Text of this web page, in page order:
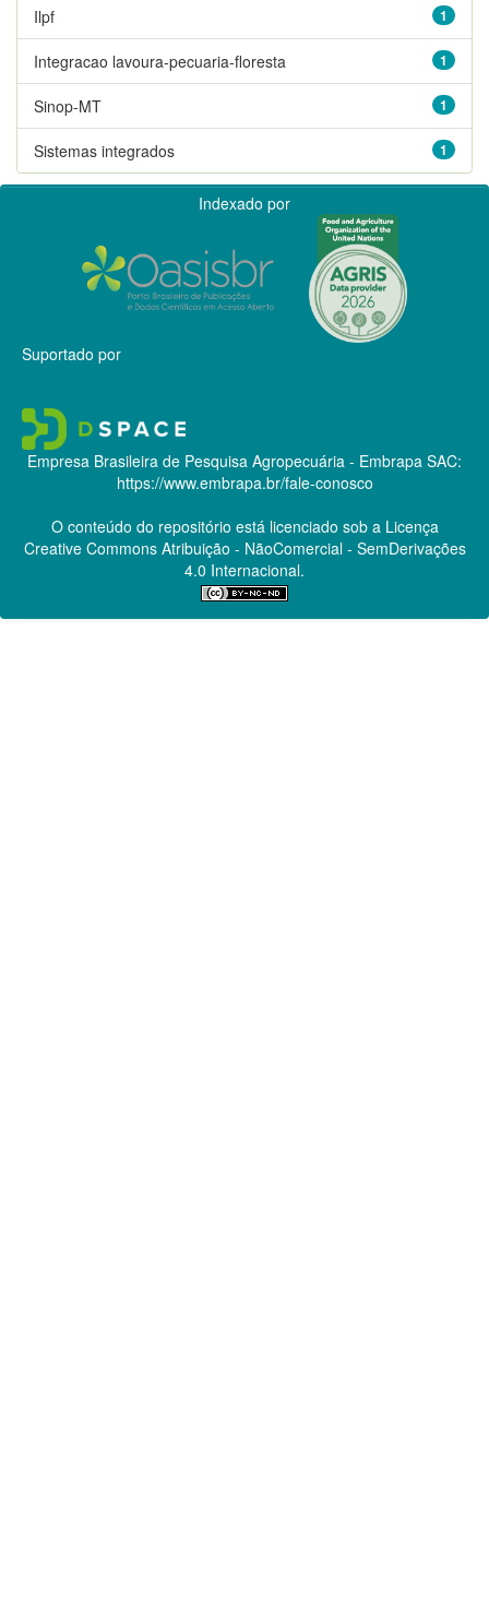
1
Ilpf
1
Integracao lavoura-pecuaria-floresta
1
Sinop-MT
1
Sistemas integrados
Indexado por
Suportado por
Empresa Brasileira de Pesquisa Agropecuária - Embrapa SAC:
https://www.embrapa.br/fale-conosco
O conteúdo do repositório está licenciado sob a Licença
Creative CommonsAtribuição - NãoComercial - SemDerivações
4.0 Internacional.